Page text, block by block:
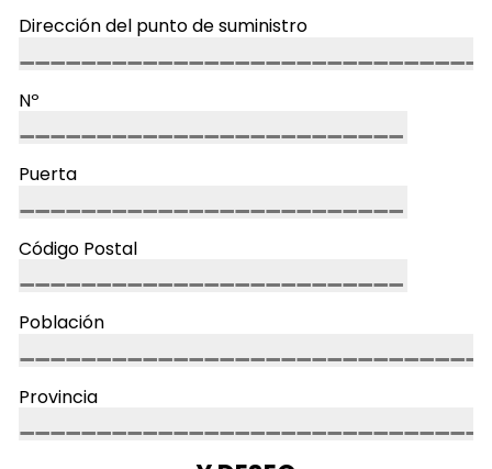
Dirección del punto de suministro
Nº
Puerta
Código Postal
Población
Provincia